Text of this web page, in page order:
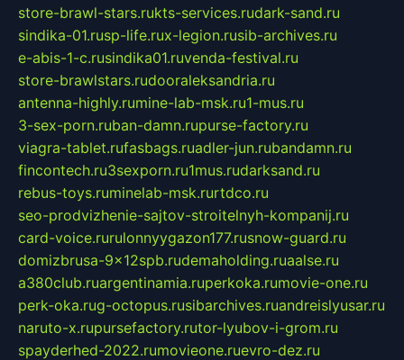
store-brawl-stars.rukts-services.rudark-sand.ru
sindika-01.rusp-life.rux-legion.rusib-archives.ru
e-abis-1-c.rusindika01.ruvenda-festival.ru
store-brawlstars.rudooraleksandria.ru
antenna-highly.rumine-lab-msk.ru1-mus.ru
3-sex-porn.ruban-damn.rupurse-factory.ru
viagra-tablet.rufasbags.ruadler-jun.rubandamn.ru
fincontech.ru3sexporn.ru1mus.rudarksand.ru
rebus-toys.ruminelab-msk.rurtdco.ru
seo-prodvizhenie-sajtov-stroitelnyh-kompanij.ru
card-voice.rurulonnyygazon177.rusnow-guard.ru
domizbrusa-9x12spb.rudemaholding.ruaalse.ru
a380club.ruargentinamia.ruperkoka.rumovie-one.ru
perk-oka.rug-octopus.rusibarchives.ruandreislyusar.ru
naruto-x.rupursefactory.rutor-lyubov-i-grom.ru
spayderhed-2022.rumovieone.ruevro-dez.ru